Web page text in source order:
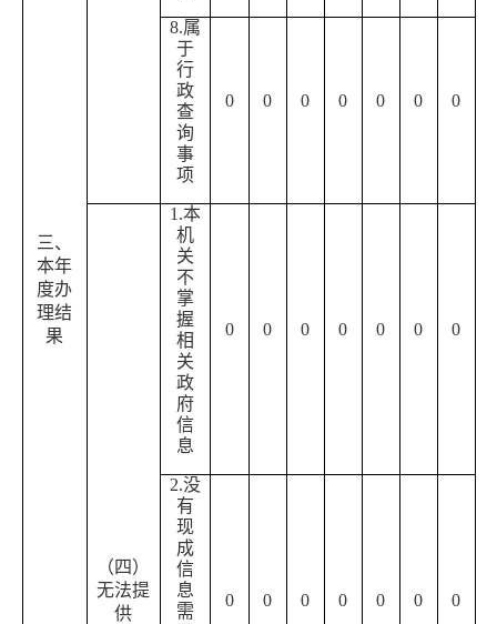
三、
本年
度办
理结
果
8.属
于
行
政
查
询
事
项
0 0 0 0 0 0 0
（四）
无法提
供
1.本
机
关
不
掌
握
相
关
政
府
信
息
0 0 0 0 0 0 0
2.没
有
现
成
信
息
需
0 0 0 0 0 0 0